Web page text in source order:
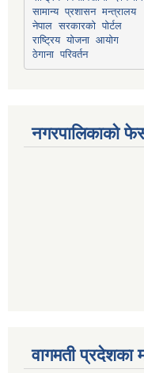
सामान्य प्रशासन मन्त्रालय
नेपाल सरकारको पोर्टल
राष्ट्रिय योजना आयोग
ठेगाना परिवर्तन
नगरपालिकाको
वागमती प्रदेशका